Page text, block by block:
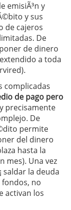
emisiÃ³n y
y sus
de cajeros
De
de dinero
a toda
complicadas
de pago pero
y precisamente
De
permite
del dinero
hasta la
mes). Una vez
saldar la deuda
fondos, no
activan los